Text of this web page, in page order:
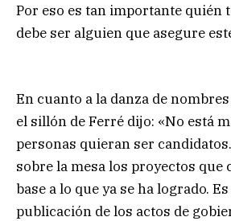
Por eso es tan importante quién
debe ser alguien que asegure
En cuanto a la danza de
el sillón de Ferré dijo: «No está
personas quieran ser
sobre la mesa los proyectos que
base a lo que ya se ha logrado.
publicación de los actos de